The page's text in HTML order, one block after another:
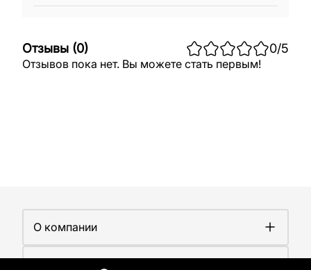
Отзывы (0) 0/5
Отзывов пока нет. Вы можете стать первым!
О компании